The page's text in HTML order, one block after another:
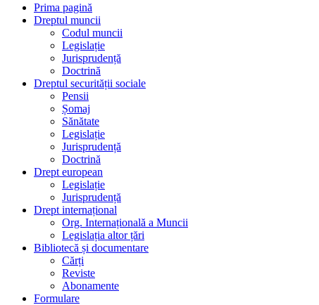
Prima pagină
Dreptul muncii
Codul muncii
Legislație
Jurisprudență
Doctrină
Dreptul securității sociale
Pensii
Șomaj
Sănătate
Legislație
Jurisprudență
Doctrină
Drept european
Legislație
Jurisprudență
Drept internațional
Org. Internațională a Muncii
Legislația altor țări
Bibliotecă și documentare
Cărți
Reviste
Abonamente
Formulare